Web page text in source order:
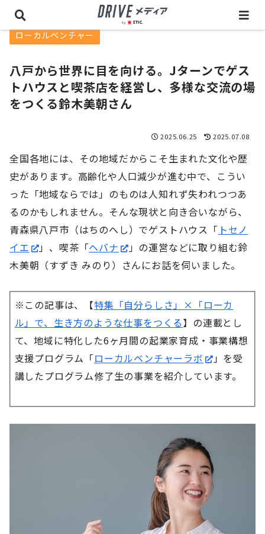
ローカルベンチャー
八戸から世界に目を向ける。Jターンでゲス
トハウスと喫茶店を経営し、多様な交流の場
をつくる鈴木美朝さん
2025.06.25 2025.07.08
全国各地には、その地域だからこそ生まれた文化や歴
史があります。高齢化や人口減少が進む中で、こうい
った「地域ならでは」のものは人知れず失われつつあ
るのかもしれません。そんな現状と向き合いながら、
青森県八戸市（はちのへし）でゲストハウス「 トセノ
イエ
」、喫茶「ヘバナ
」の運営などに取り組む鈴
木美朝（すずき みのり）さんにお話を伺いました。
※この記事は、【特集「自分らしさ」×「ローカ
ル」で、生き方のような仕事をつくる】の連載とし
て、地域に特化した6ヶ月間の起業家育成・事業構想
支援プログラム「ローカルベンチャーラボ
」を受
講したプログラム修了生の事業を紹介しています。